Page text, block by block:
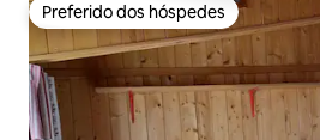
Preferido dos hóspedes
Preferido dos hóspedes